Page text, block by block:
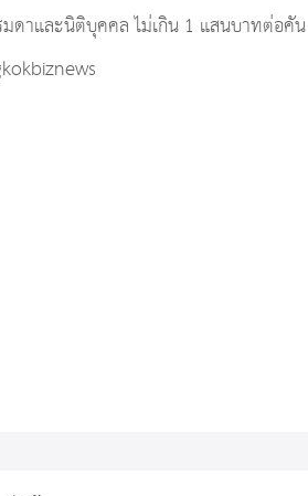
มดาและนิติบุคคล ไม่เกิน 1 แสนบาทต่อคัน